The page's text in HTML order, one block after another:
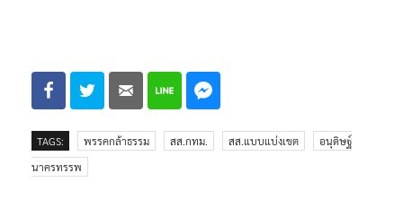
TAGS: พรรคกล้าธรรม สส.กทม. สส.แบบแบ่งเขต
อนุดิษฐ์
นาครทรรพ